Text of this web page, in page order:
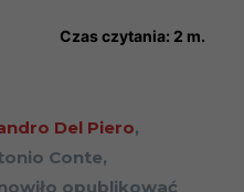
Czas czytania: 2 m.
Del Piero,
Conte,
opublikować